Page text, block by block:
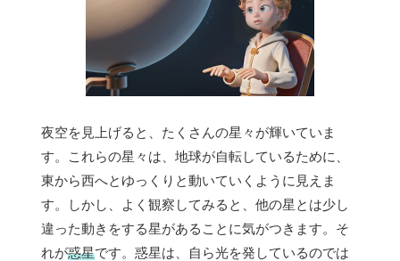
夜空を見上げると、たくさんの星々が輝いていま
す。これらの星々は、地球が自転しているために、
東から西へとゆっくりと動いていくように見えま
す。しかし、よく観察してみると、他の星とは少し
違った動きをする星があることに気がつきます。そ
れが惑星です。惑星は、自ら光を発しているのでは